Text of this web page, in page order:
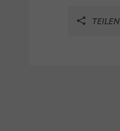
TEILEN